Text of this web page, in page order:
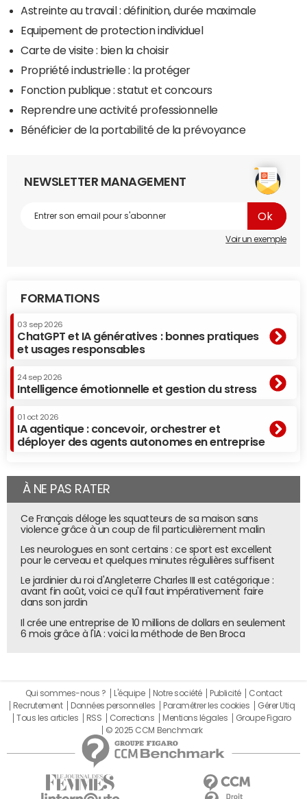
Astreinte au travail : définition, durée maximale
Equipement de protection individuel
Carte de visite : bien la choisir
Propriété industrielle : la protéger
Fonction publique : statut et concours
Reprendre une activité professionnelle
Bénéficier de la portabilité de la prévoyance
NEWSLETTER MANAGEMENT
Voir un exemple
FORMATIONS
03 sep 2026
ChatGPT et IA génératives : bonnes pratiques
et usages responsables
24 sep 2026
Intelligence émotionnelle et gestion du stress
01 oct 2026
IA agentique : concevoir, orchestrer et
déployer des agents autonomes en entreprise
À NE PAS RATER
Ce Français déloge les squatteurs de sa maison sans
violence grâce à un coup de fil particulièrement malin
Les neurologues en sont certains : ce sport est excellent
pour le cerveau et quelques minutes régulières suffisent
Le jardinier du roi d'Angleterre Charles III est catégorique :
avant fin août, voici ce qu'il faut impérativement faire
dans son jardin
Il crée une entreprise de 10 millions de dollars en seulement
6 mois grâce à l'IA : voici la méthode de Ben Broca
Qui sommes-nous ? L'équipe Notre société Publicité
Contact
Recrutement
Données personnelles Paramétrer les cookies
Gérer Utiq
Tous les articles
RSS Corrections Mentions légales
Groupe Figaro
© 2025 CCM Benchmark